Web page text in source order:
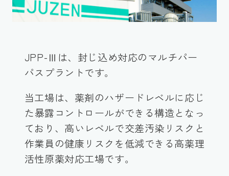
JPP-Ⅲは、封じ込め対応のマルチパー
パスプラントです。
当工場は、薬剤のハザードレベルに応じ
た暴露コントロールができる構造となっ
ており、高いレベルで交差汚染リスクと
作業員の健康リスクを低減できる高薬理
活性原薬対応工場です。